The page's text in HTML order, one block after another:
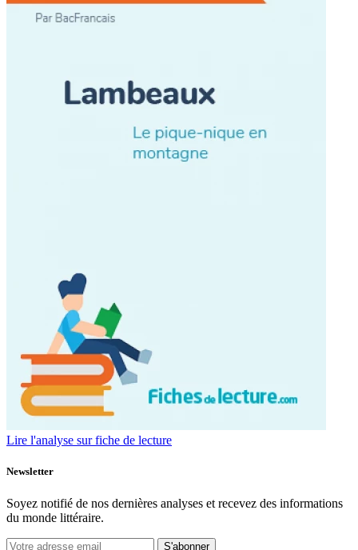
Lire l'analyse sur fiche de lecture
Newsletter
Soyez notifié de nos dernières analyses et recevez des informations
du monde littéraire.
S'abonner